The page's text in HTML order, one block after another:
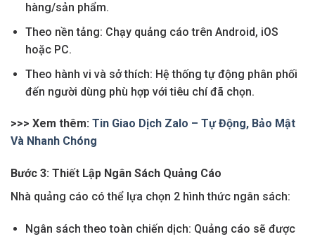
hàng/sản phẩm.
Theo nền tảng: Chạy quảng cáo trên Android, iOS
hoặc PC.
Theo hành vi và sở thích: Hệ thống tự động phân phối
đến người dùng phù hợp với tiêu chí đã chọn.
>>> Xem thêm: Tin Giao Dịch Zalo – Tự Động, Bảo Mật
Và Nhanh Chóng
Bước 3: Thiết Lập Ngân Sách Quảng Cáo
Nhà quảng cáo có thể lựa chọn 2 hình thức ngân sách:
Ngân sách theo toàn chiến dịch: Quảng cáo sẽ được